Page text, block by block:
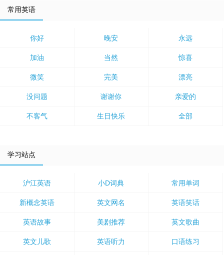
常用英语
你好 晚安 永远
加油 当然 惊喜
微笑 完美 漂亮
没问题 谢谢你 亲爱的
不客气 生日快乐 全部
学习站点
沪江英语 小D词典 常用单词
新概念英语 英文网名 英语笑话
英语故事 美剧推荐 英文歌曲
英文儿歌 英语听力 口语练习